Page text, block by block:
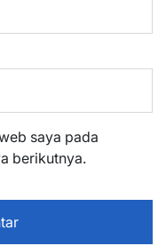
saya pada
berikutnya.